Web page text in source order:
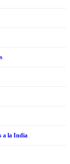
a la India